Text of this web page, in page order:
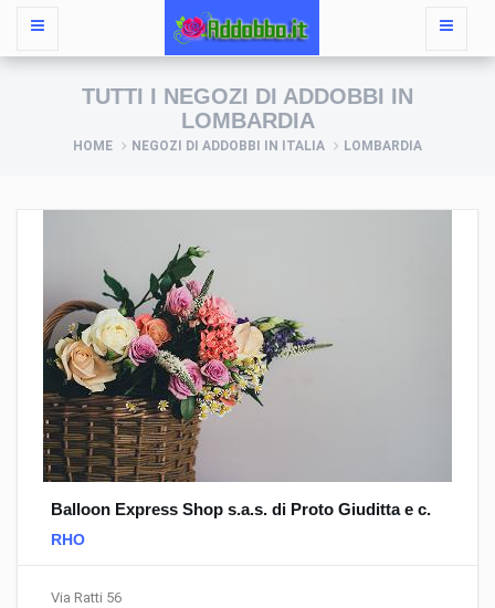
TUTTI I NEGOZI DI ADDOBBI IN
LOMBARDIA
HOME NEGOZI DI ADDOBBI IN ITALIA LOMBARDIA
Balloon Express Shop s.a.s. di Proto Giuditta e c.
RHO
Via Ratti 56